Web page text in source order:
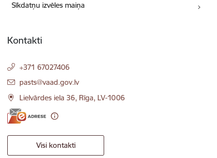
Sīkdatņu izvēles maiņa
Kontakti
+371 67027406
E-pasts:
pasts@vaad.gov.lv
Lielvārdes iela 36, Rīga, LV-1006
Visi kontakti